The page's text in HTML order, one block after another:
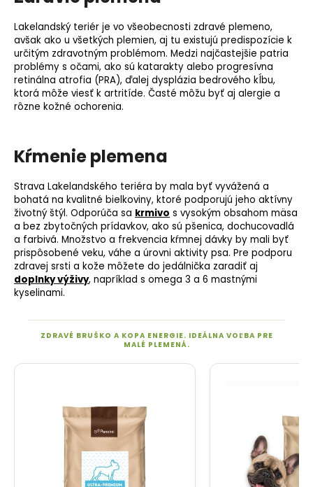
Lakelandský teriér je vo všeobecnosti zdravé plemeno,
avšak ako u všetkých plemien, aj tu existujú predispozície k
určitým zdravotným problémom. Medzi najčastejšie patria
problémy s očami, ako sú katarakty alebo progresívna
retinálna atrofia (PRA), ďalej dysplázia bedrového kĺbu,
ktorá môže viesť k artritíde. Časté môžu byť aj alergie a
rôzne kožné ochorenia.
Kŕmenie plemena
Strava Lakelandského teriéra by mala byť vyvážená a
bohatá na kvalitné bielkoviny, ktoré podporujú jeho aktívny
životný štýl. Odporúča sa krmivo s vysokým obsahom mäsa
a bez zbytočných prídavkov, ako sú pšenica, dochucovadlá
a farbivá. Množstvo a frekvencia kŕmnej dávky by mali byť
prispôsobené veku, váhe a úrovni aktivity psa. Pre podporu
zdravej srsti a kože môžete do jedálnička zaradiť aj
doplnky výživy, napríklad s omega 3 a 6 mastnými
kyselinami.